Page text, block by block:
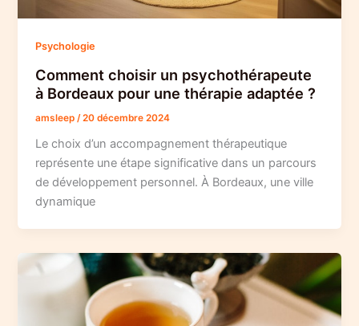
Psychologie
Comment choisir un psychothérapeute
à Bordeaux pour une thérapie adaptée ?
amsleep /20 décembre 2024
Le choix d’un accompagnement thérapeutique
représente une étape significative dans un parcours
de développement personnel. À Bordeaux, une ville
dynamique